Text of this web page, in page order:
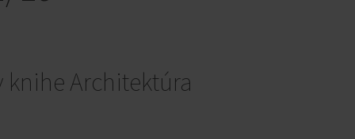
knihe Architektúra